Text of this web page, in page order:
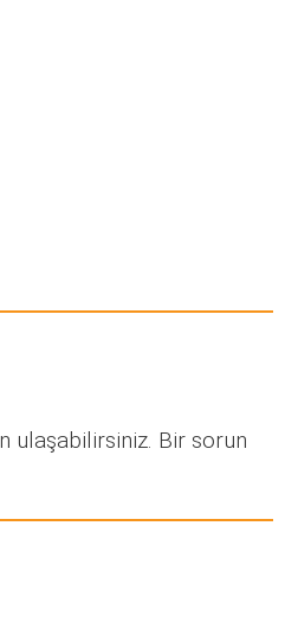
ulaşabilirsiniz. Bir sorun